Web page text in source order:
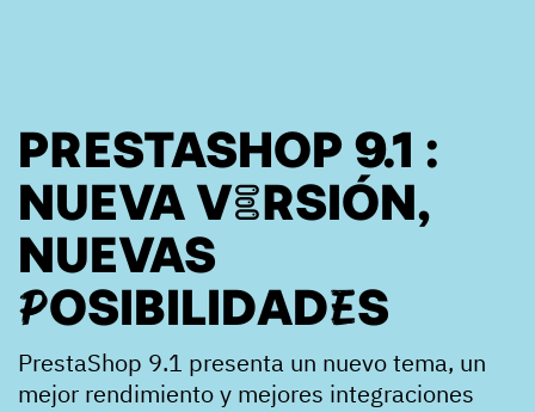
PRESTASHOP 9.1 :
NUEVA VERSIÓN,
NUEVAS
POSIBILIDADES
PrestaShop 9.1 presenta un nuevo tema, un
mejor rendimiento y mejores integraciones